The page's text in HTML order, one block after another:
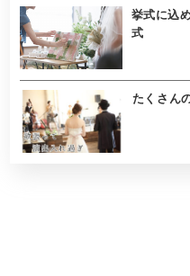
挙式に込
式
たくさん